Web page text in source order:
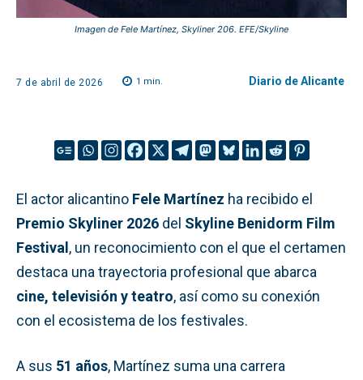
Imagen de Fele Martínez, Skyliner 206. EFE/Skyline
7 de abril de 2026 1 min. Diario de Alicante
El actor alicantino Fele Martínez ha recibido el
Premio Skyliner 2026 del Skyline Benidorm Film
Festival, un reconocimiento con el que el certamen
destaca una trayectoria profesional que abarca
cine, televisión y teatro, así como su conexión
con el ecosistema de los festivales.
A sus 51 años, Martínez suma una carrera